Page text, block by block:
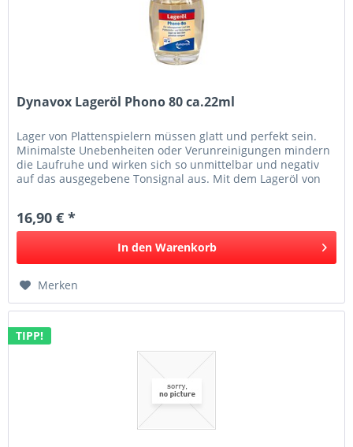
Dynavox Lageröl Phono 80 ca.22ml
Lager von Plattenspielern müssen glatt und perfekt sein.
Minimalste Unebenheiten oder Verunreinigungen mindern
die Laufruhe und wirken sich so unmittelbar und negativ
auf das ausgegebene Tonsignal aus. Mit dem Lageröl von
16,90 € *
In den Warenkorb
Merken
TIPP!